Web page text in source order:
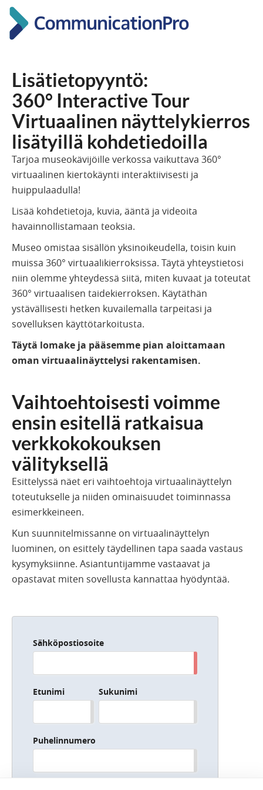
Lisätietopyyntö:
360° Interactive Tour
Virtuaalinen näyttelykierros
lisätyillä kohdetiedoilla
Tarjoa museokävijöille verkossa vaikuttava 360°
virtuaalinen kiertokäynti interaktiivisesti ja
huippulaadulla!
Lisää kohdetietoja, kuvia, ääntä ja videoita
havainnollistamaan teoksia.
Museo omistaa sisällön yksinoikeudella, toisin kuin
muissa 360° virtuaalikierroksissa. Täytä yhteystietosi
niin olemme yhteydessä siitä, miten kuvaat ja toteutat
360° virtuaalisen taidekierroksen. Käytäthän
ystävällisesti hetken kuvailemalla tarpeitasi ja
sovelluksen käyttötarkoitusta.
Täytä lomake ja pääsemme pian aloittamaan
oman virtuaalinäyttelysi rakentamisen.
Vaihtoehtoisesti voimme
ensin esitellä ratkaisua
verkkokokouksen
välityksellä
Esittelyssä näet eri vaihtoehtoja virtuaalinäyttelyn
toteutukselle ja niiden ominaisuudet toiminnassa
esimerkkeineen.
Kun suunnitelmissanne on virtuaalinäyttelyn
luominen, on esittely täydellinen tapa saada vastaus
kysymyksiinne. Asiantuntijamme vastaavat ja
opastavat miten sovellusta kannattaa hyödyntää.
Sähköpostiosoite
Etunimi Sukunimi
Puhelinnumero